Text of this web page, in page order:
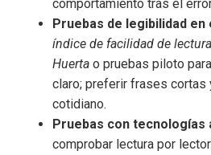
comportamiento tras el
Pruebas de legibilidad en
índice de facilidad de
Huerta o pruebas piloto
claro; preferir frases cortas
cotidiano.
Pruebas con tecnologías
comprobar lectura por